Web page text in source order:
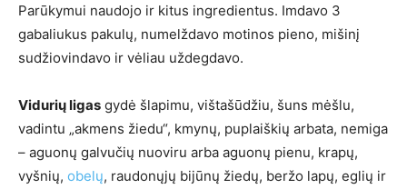
Parūkymui naudojo ir kitus ingredientus. Imdavo 3
gabaliukus pakulų, numelždavo motinos pieno, mišinį
sudžiovindavo ir vėliau uždegdavo.
Vidurių ligas gydė šlapimu, vištašūdžiu, šuns mėšlu,
vadintu „akmens žiedu“, kmynų, puplaiškių arbata, nemiga
– aguonų galvučių nuoviru arba aguonų pienu, krapų,
vyšnių, obelų, raudonųjų bijūnų žiedų, beržo lapų, eglių ir